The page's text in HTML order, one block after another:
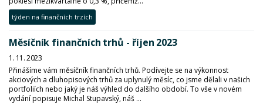
týden na finančních trzích
Měsíčník finančních trhů - říjen 2023
1. 11. 2023
Přinášíme vám měsíčník finančních trhů. Podívejte se na výkonnost
akciových a dluhopisových trhů za uplynulý měsíc, co jsme dělali v našich
portfoliích nebo jaký je náš výhled do dalšího období. To vše v novém
vydání popisuje Michal Stupavský, náš ...